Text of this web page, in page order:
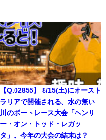
【Q.02855】 8/15(土)にオースト
ラリアで開催される、水の無い
川のボートレース大会「ヘンリ
ー・オン・トッド・レガッ
タ」。今年の大会の結末は？